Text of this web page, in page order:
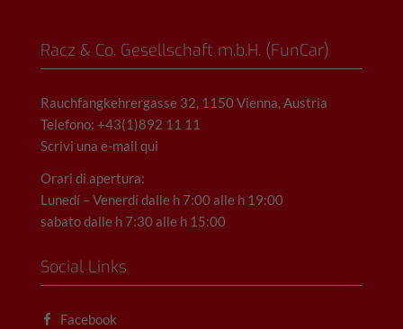
Racz & Co. Gesellschaft m.b.H. (FunCar)
Rauchfangkehrergasse 32, 1150 Vienna, Austria
Telefono: +43(1)892 11 11
Scrivi una e-mail qui
Orari di apertura:
Lunedí – Venerdí dalle h 7:00 alle h 19:00
sabato dalle h 7:30 alle h 15:00
Social Links
Facebook